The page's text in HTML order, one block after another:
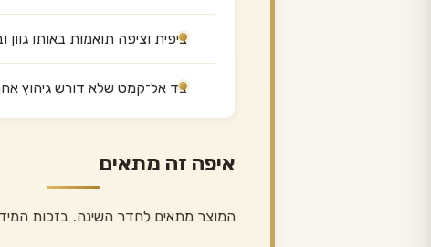
ציפית וציפה תואמות באותו גוון
בד אל־קמט שלא דורש גיהוץ
איפה זה מתאים
המוצר מתאים לחדר השינה. בזכות המידה 160/200 ס״מ אפשר לדעת מראש בדיוק איך הוא ישתלב במקום